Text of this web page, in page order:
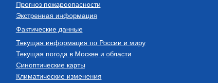
Прогноз пожароопасности
Экстренная информация
Фактические данные
Текущая информация по России и миру
Текущая погода в Москве и области
Синоптические карты
Климатические изменения